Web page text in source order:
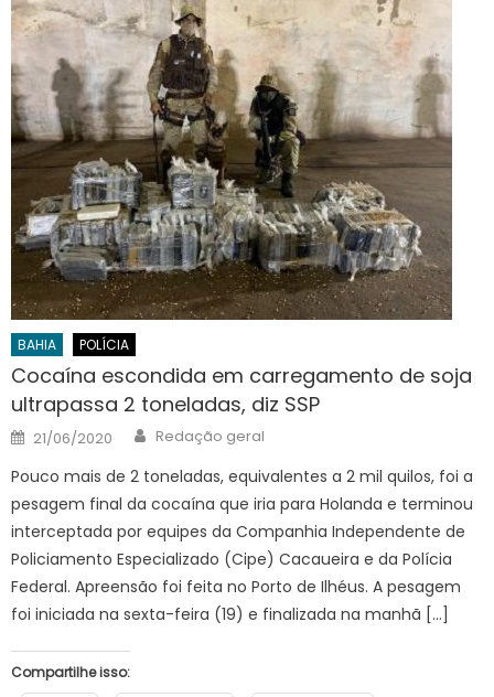
BAHIA POLÍCIA
Cocaína escondida em carregamento de soja
ultrapassa 2 toneladas, diz SSP
Posted
on
21/06/2020 Author
Redação geral
Pouco mais de 2 toneladas, equivalentes a 2 mil quilos, foi a
pesagem final da cocaína que iria para Holanda e terminou
interceptada por equipes da Companhia Independente de
Policiamento Especializado (Cipe) Cacaueira e da Polícia
Federal. Apreensão foi feita no Porto de Ilhéus. A pesagem
foi iniciada na sexta-feira (19) e finalizada na manhã […]
Compartilhe isso: